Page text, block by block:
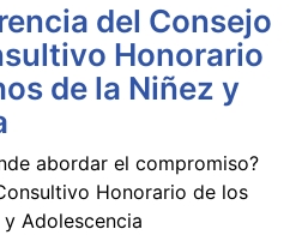
del Consejo
Honorario
de la Niñez y
abordar el compromiso?
Honorario de los
Adolescencia